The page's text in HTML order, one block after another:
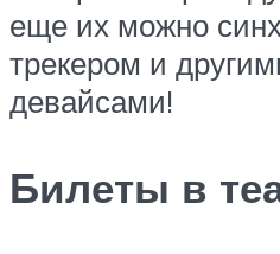
еще их можно
трекером и
девайсами!
Билеты в